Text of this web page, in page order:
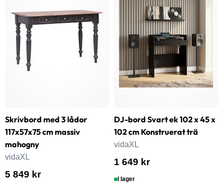
Skrivbord med 3 lådor
117x57x75 cm massiv
mahogny
vidaXL
5 849 kr
DJ-bord Svart ek 102 x 45 x
102 cm Konstruerat trä
vidaXL
1 649 kr
I lager